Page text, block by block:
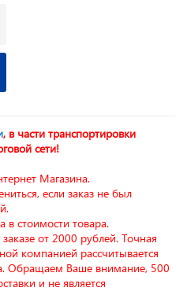
, в части транспортировки
сети!
Магазина.
если заказ не был
стоимости товара.
от 2000 рублей. Точная
компанией рассчитывается
Обращаем Ваше внимание, 500
и не является